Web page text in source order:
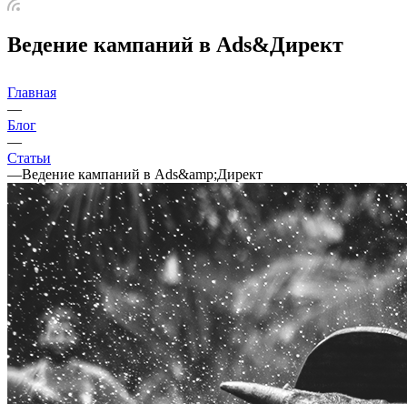
Ведение кампаний в Ads&Директ
Главная
—
Блог
—
Статьи
—Ведение кампаний в Ads&amp;Директ